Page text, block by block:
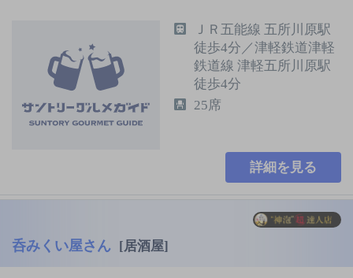
ＪＲ五能線 五所川原駅
徒歩4分／津軽鉄道津軽
鉄道線 津軽五所川原駅
徒歩4分
25席
詳細を見る
呑みくい屋さん [居酒屋]